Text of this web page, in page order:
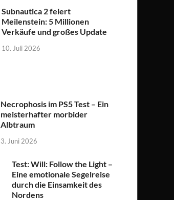
Subnautica 2 feiert
Meilenstein: 5 Millionen
Verkäufe und großes Update
10. Juli 2026
Necrophosis im PS5 Test – Ein
meisterhafter morbider
Albtraum
3. Juni 2026
Test: Will: Follow the Light –
Eine emotionale Segelreise
durch die Einsamkeit des
Nordens